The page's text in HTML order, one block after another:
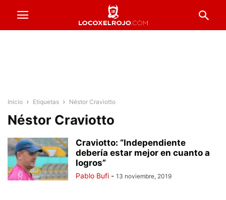
Inicio Etiquetas Néstor Craviotto
Néstor Craviotto
Craviotto: “Independiente
debería estar mejor en cuanto a
logros”
Pablo Bufi - 13 noviembre, 2019